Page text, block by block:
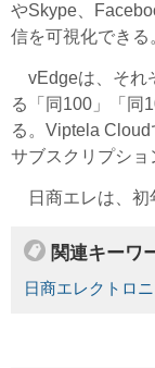
やSkype、
信を可視化できる
vEdgeは、それ
る「同100」「同
る。Viptela
サブスクリプショ
日商エレは、初
関連キーワ
日商エレクトロ